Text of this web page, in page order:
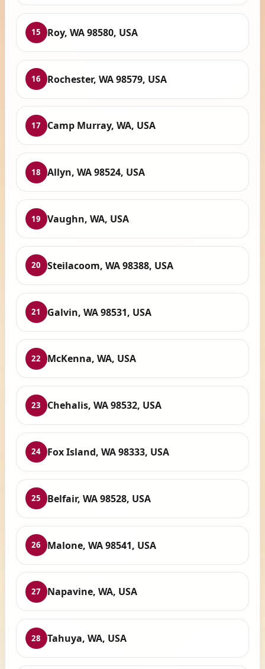
15 Roy, WA 98580, USA
16 Rochester, WA 98579, USA
17 Camp Murray, WA, USA
18 Allyn, WA 98524, USA
19 Vaughn, WA, USA
20 Steilacoom, WA 98388, USA
21 Galvin, WA 98531, USA
22 McKenna, WA, USA
23 Chehalis, WA 98532, USA
24 Fox Island, WA 98333, USA
25 Belfair, WA 98528, USA
26 Malone, WA 98541, USA
27 Napavine, WA, USA
28 Tahuya, WA, USA